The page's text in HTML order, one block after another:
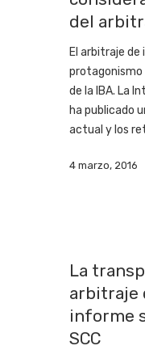
del
El arbitraje de
protagonismo
de la IBA. La
ha publicado
actual y los
4 marzo, 2016
La
arbitraje
informe
SCC